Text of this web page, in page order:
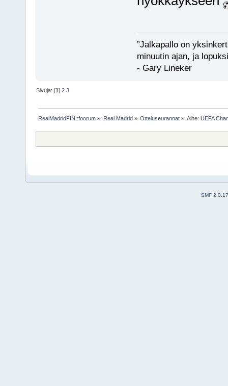
”Jalkapallo on
minuutin ajan, ja
- Gary Lineker
Sivuja: [1]2 3
RealMadridFIN::foorum » Real Madrid» Otteluseurannat» Aihe:UEFA
SMF 2.0.17